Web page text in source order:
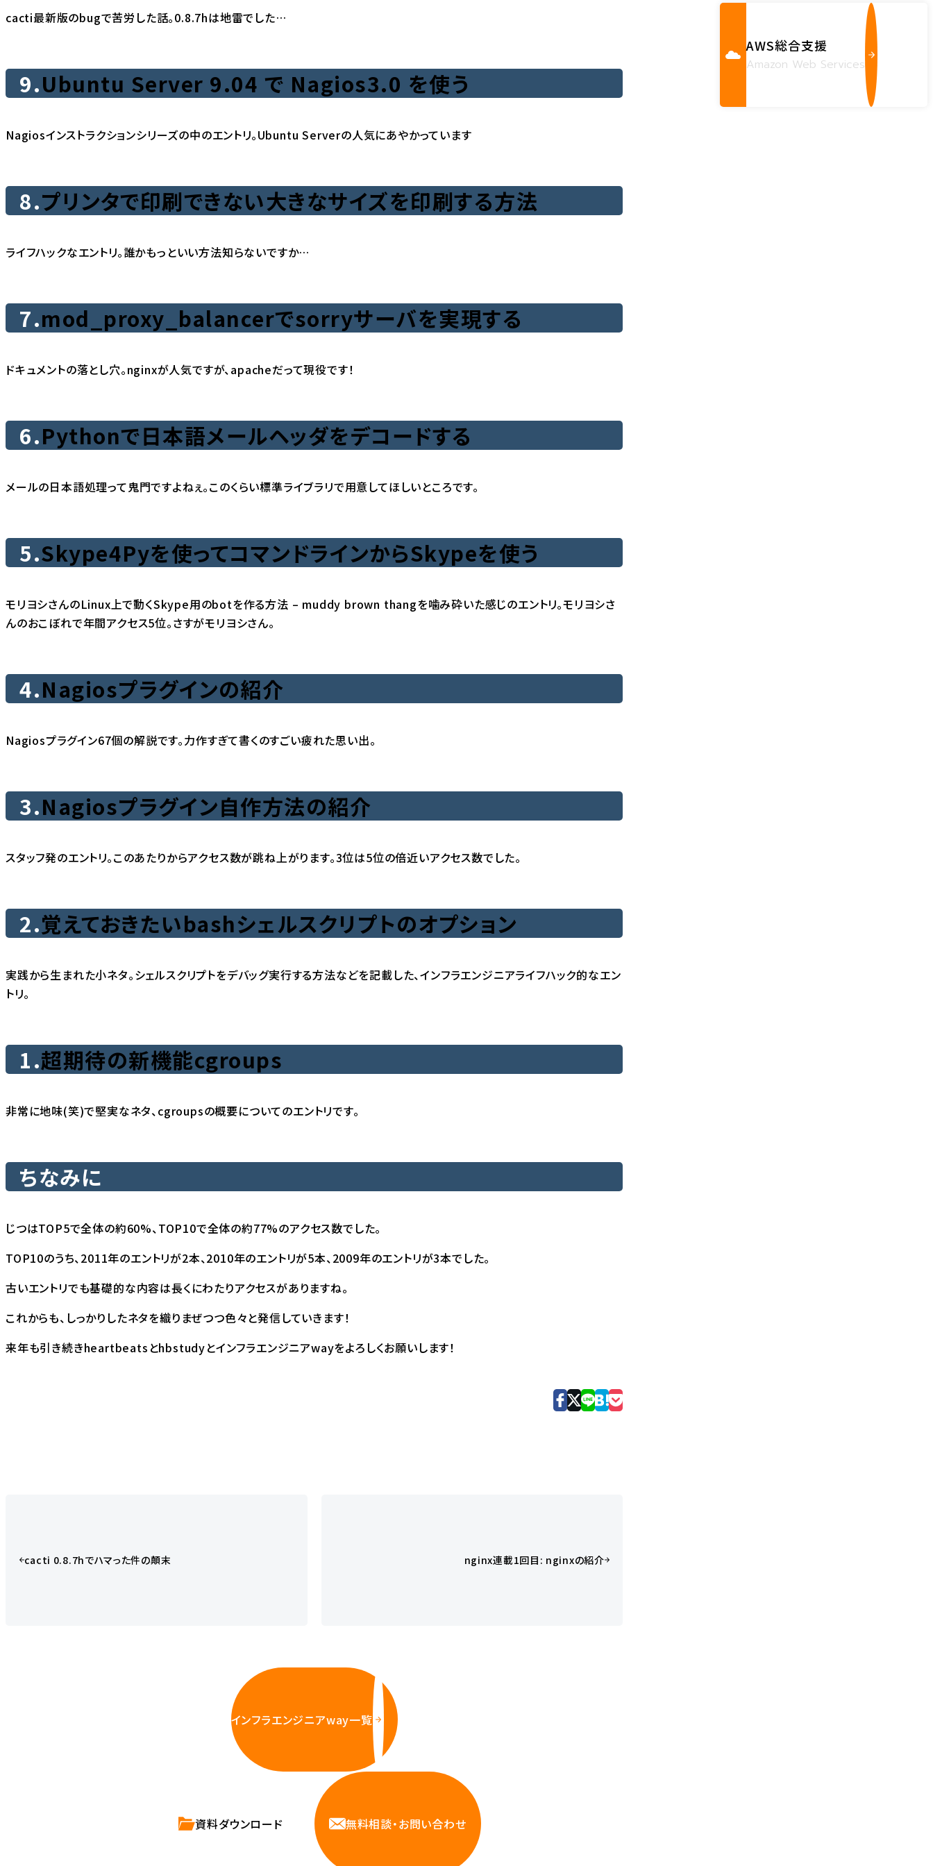
cacti最新版のbugで苦労した話。0.8.7hは地雷でした…
9.Ubuntu Server 9.04 で Nagios3.0 を使う
Nagiosインストラクションシリーズの中のエントリ。Ubuntu Serverの人気にあやかっています
8.プリンタで印刷できない大きなサイズを印刷する方法
ライフハックなエントリ。誰かもっといい方法知らないですか…
7.mod_proxy_balancerでsorryサーバを実現する
ドキュメントの落とし穴。nginxが人気ですが、apacheだって現役です！
6.Pythonで日本語メールヘッダをデコードする
メールの日本語処理って鬼門ですよねぇ。このくらい標準ライブラリで用意してほしいところです。
5.Skype4Pyを使ってコマンドラインからSkypeを使う
モリヨシさんのLinux上で動くSkype用のbotを作る方法 – muddy brown thangを噛み砕いた感じのエントリ。モリヨシさ
んのおこぼれで年間アクセス5位。さすがモリヨシさん。
4.Nagiosプラグインの紹介
Nagiosプラグイン67個の解説です。力作すぎて書くのすごい疲れた思い出。
3.Nagiosプラグイン自作方法の紹介
スタッフ発のエントリ。このあたりからアクセス数が跳ね上がります。3位は5位の倍近いアクセス数でした。
2.覚えておきたいbashシェルスクリプトのオプション
実践から生まれた小ネタ。シェルスクリプトをデバッグ実行する方法などを記載した、インフラエンジニアライフハック的なエン
トリ。
1.超期待の新機能cgroups
非常に地味(笑)で堅実なネタ、cgroupsの概要についてのエントリです。
ちなみに
じつはTOP5で全体の約60%、TOP10で全体の約77%のアクセス数でした。
TOP10のうち、2011年のエントリが2本、2010年のエントリが5本、2009年のエントリが3本でした。
古いエントリでも基礎的な内容は長くにわたりアクセスがありますね。
これからも、しっかりしたネタを織りまぜつつ色々と発信していきます！
来年も引き続きheartbeats とhbstudyとインフラエンジニアwayをよろしくお願いします！
cacti 0.8.7hでハマった件の顛末 nginx連載1回目: nginxの紹介
インフラエンジニアway一覧
資料ダウンロード 無料相談・お問い合わせ
AWS総合支援
Amazon Web Services